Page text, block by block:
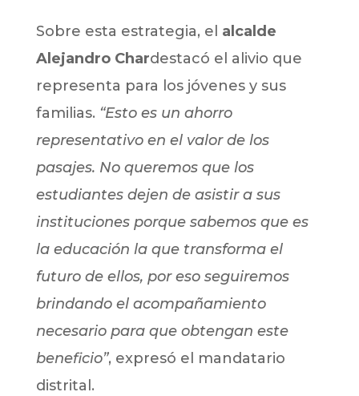
Sobre esta estrategia, el alcalde
Alejandro Chardestacó el alivio que
representa para los jóvenes y sus
familias. “Esto es un ahorro
representativo en el valor de los
pasajes. No queremos que los
estudiantes dejen de asistir a sus
instituciones porque sabemos que es
la educación la que transforma el
futuro de ellos, por eso seguiremos
brindando el acompañamiento
necesario para que obtengan este
beneficio”, expresó el mandatario
distrital.